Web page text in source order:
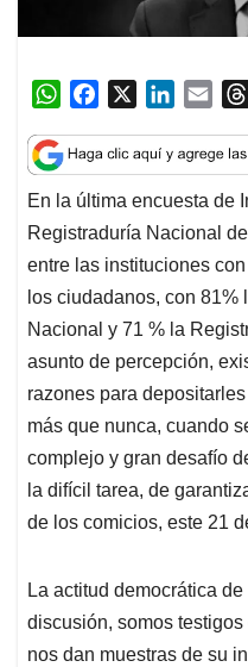
W
a
t
s
A
p
p
c
e
b
o
o
k
n
k
e
d
I
n
a
i
l
En la última encuesta de
Registraduría Nacional
entre las instituciones
los ciudadanos, con 81%
Nacional y 71 % la
asunto de percepción,
razones para
más que nunca, cuando
complejo y gran desafío
la difícil tarea, de
de los comicios, este 21
La actitud democrática
discusión, somos
nos dan muestras de su